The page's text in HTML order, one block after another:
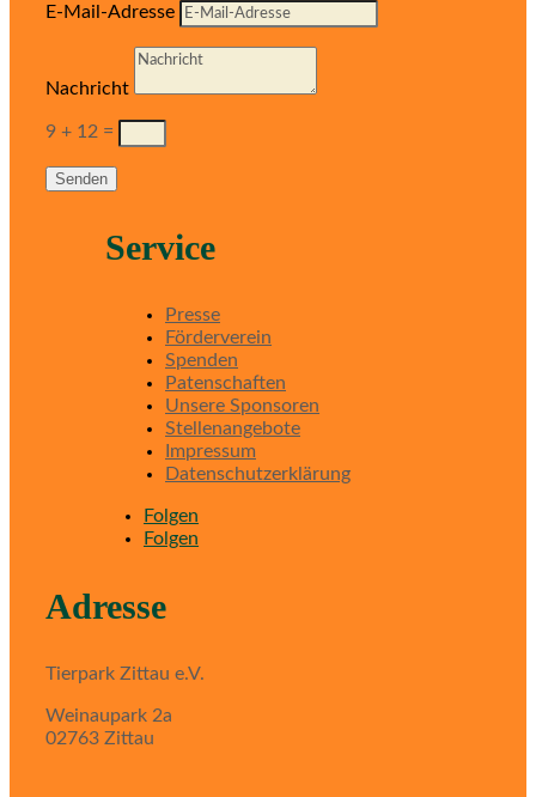
E-Mail-Adresse
Nachricht
9 + 12 =
Senden
Service
Presse
Förderverein
Spenden
Patenschaften
Unsere Sponsoren
Stellenangebote
Impressum
Datenschutzerklärung
Folgen
Folgen
Adresse
Tierpark Zittau e.V.
Weinaupark 2a
02763 Zittau